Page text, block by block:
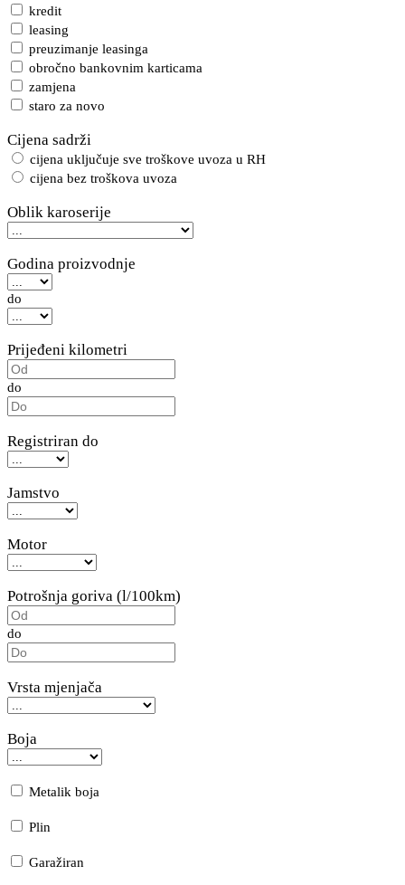
kredit
leasing
preuzimanje leasinga
obročno bankovnim karticama
zamjena
staro za novo
Cijena sadrži
cijena uključuje sve troškove uvoza u RH
cijena bez troškova uvoza
Oblik karoserije
Godina proizvodnje
do
Prijeđeni kilometri
do
Registriran do
Jamstvo
Motor
Potrošnja goriva (l/100km)
do
Vrsta mjenjača
Boja
Metalik boja
Plin
Garažiran